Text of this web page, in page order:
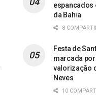
espancados
da Bahia
8
Festa de
marcada
valorização
Neves
10